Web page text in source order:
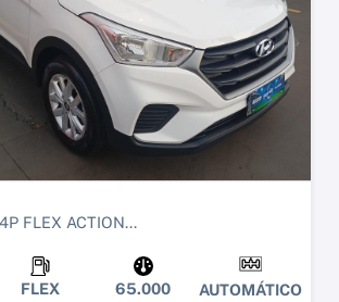
FLEX ACTION...
FLEX 65.000 AUTOMÁTICO